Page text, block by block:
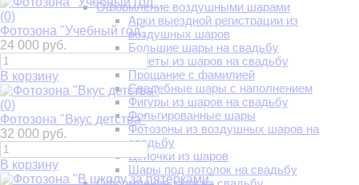
Оформление воздушными шарами
Арки выездной регистрации из
воздушных шаров
Большие шары на свадьбу
Букеты из шаров на свадьбу
Прощание с фамилией
Свадебные шары с наполнением
Фигуры из шаров на свадьбу
Фольгированные шары
Фотозоны из воздушных шаров на
свадьбу
Цепочки из шаров
Шары под потолок на свадьбу
(0)
Фотозона "Учебный год"
24 000 руб.
В корзину
(0)
Фотозона "Вкус детства"
32 000 руб.
В корзину